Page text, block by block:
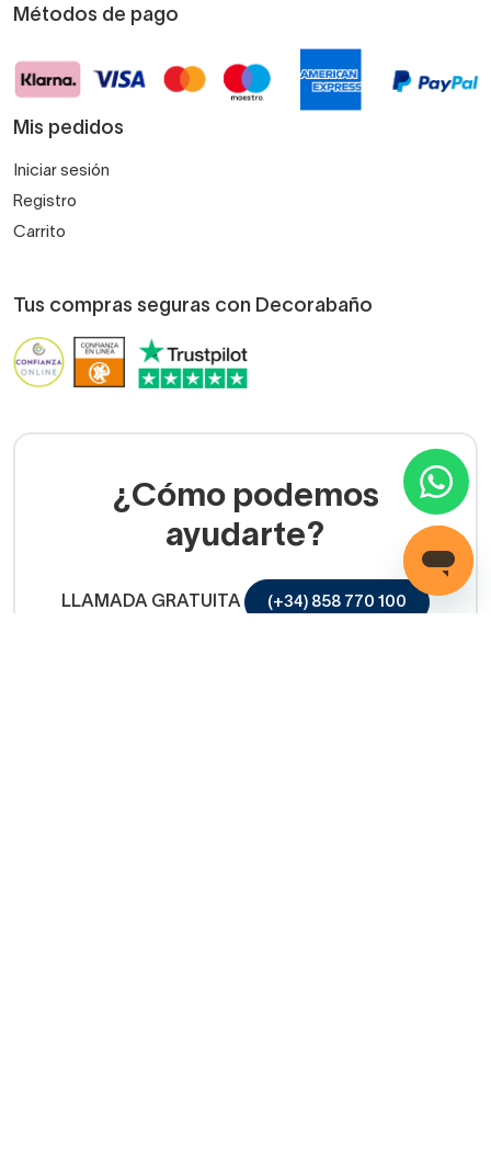
Métodos de pago
Mis pedidos
Iniciar sesión
Registro
Carrito
Tus compras seguras con Decorabaño
¿Cómo podemos
ayudarte?
LLAMADA GRATUITA (+34) 858 770 100